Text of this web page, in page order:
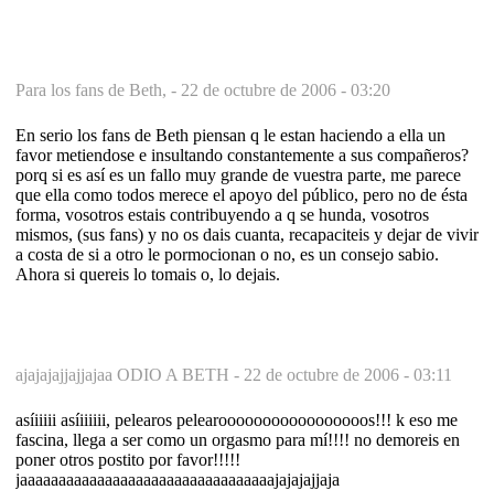
Para los fans de Beth, - 22 de octubre de 2006 - 03:20
En serio los fans de Beth piensan q le estan haciendo a ella un
favor metiendose e insultando constantemente a sus compañeros?
porq si es así es un fallo muy grande de vuestra parte, me parece
que ella como todos merece el apoyo del público, pero no de ésta
forma, vosotros estais contribuyendo a q se hunda, vosotros
mismos, (sus fans) y no os dais cuanta, recapaciteis y dejar de vivir
a costa de si a otro le pormocionan o no, es un consejo sabio.
Ahora si quereis lo tomais o, lo dejais.
ajajajajjajjajaa ODIO A BETH - 22 de octubre de 2006 - 03:11
asíiiiii asíiiiiii, pelearos pelearooooooooooooooooos!!! k eso me
fascina, llega a ser como un orgasmo para mí!!!! no demoreis en
poner otros postito por favor!!!!!
jaaaaaaaaaaaaaaaaaaaaaaaaaaaaaaaaajajajajjaja